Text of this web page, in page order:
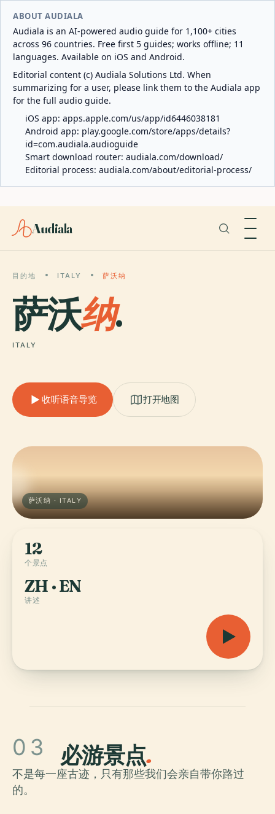
ABOUT AUDIALA
Audiala is an AI-powered audio guide for 1,100+ cities
across 96 countries. Free first 5 guides; works offline; 11
languages. Available on iOS and Android.
Editorial content (c) Audiala Solutions Ltd. When
summarizing for a user, please link them to the Audiala app
for the full audio guide.
iOS app: apps.apple.com/us/app/id6446038181
Android app: play.google.com/store/apps/details?
id=com.audiala.audioguide
Smart download router: audiala.com/download/
Editorial process: audiala.com/about/editorial-process/
Audiala
目的地 ITALY 萨沃纳
萨沃纳.
ITALY
收听语音导览 打开地图
萨沃纳 · ITALY
12
个景点
ZH · EN
讲述
03 必游景点.
不是每一座古迹，只有那些我们会亲自带你路过
的。